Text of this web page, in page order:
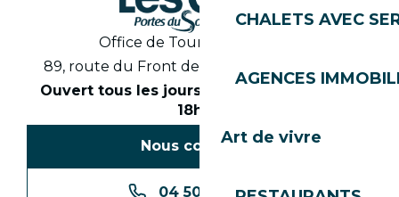
CHALETS AVEC
AGENCES
Art de vivre
Office de Tourisme des Gets
89, route du Front de Neige 74260 Les Gets
Ouvert tous les jours en saison de 8h30 à
18h30
Nous contacter
04 50 74 74 74